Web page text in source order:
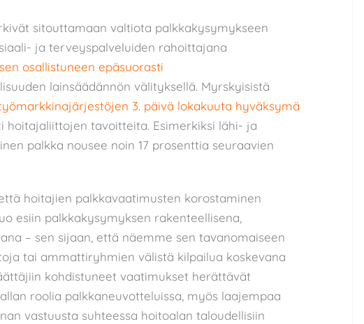
sitouttamaan valtiota palkkakysymykseen
ja terveyspalveluiden rahoittajana
osallistuneen epäsuorasti
lainsäädännön välityksellä. Myrskyisistä
3. päivä lokakuuta hyväksymä
hoitajaliittojen tavoitteita. Esimerkiksi lähi- ja
palkka nousee noin 17 prosenttia seuraavien
hoitajien palkkavaatimusten korostaminen
esiin palkkakysymyksen rakenteellisena,
– sen sijaan, että näemme sen tavanomaiseen
tai ammattiryhmien välistä kilpailua koskevana
kohdistuneet vaatimukset herättävät
roolia palkkaneuvotteluissa, myös laajempaa
vastuusta suhteessa hoitoalan taloudellisiin